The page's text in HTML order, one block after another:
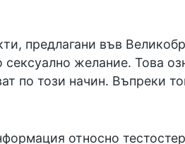
предлагани във
желание. Това
по този начин. Въпреки
относно